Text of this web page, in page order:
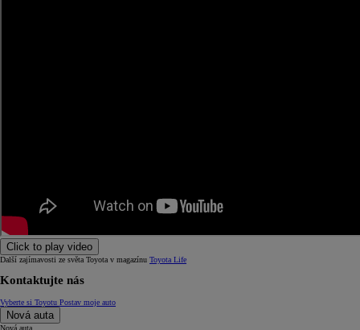
Click to play video
Další zajímavosti ze světa Toyota v magazínu Toyota Life
Kontaktujte nás
Vyberte si Toyotu Postav moje auto
Nová auta
Nová auta